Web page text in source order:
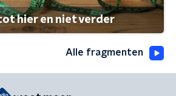
hier en niet verder
Alle fragmenten